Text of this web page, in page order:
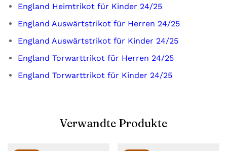
England Heimtrikot für Kinder 24/25
England Auswärtstrikot für Herren 24/25
England Auswärtstrikot für Kinder 24/25
England Torwarttrikot für Herren 24/25
England Torwarttrikot für Kinder 24/25
Verwandte Produkte